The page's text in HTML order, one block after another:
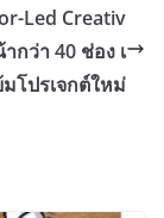
Led Creativ
กว่า 40 ช่อง เ
โปรเจกต์ใหม่